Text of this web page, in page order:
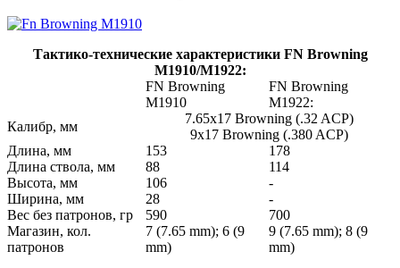
Тактико-технические характеристики FN Browning
M1910/M1922:
FN Browning
M1910
FN Browning
M1922:
Калибр, мм
7.65х17 Browning (.32 ACP)
9х17 Browning (.380 ACP)
Длина, мм
153
178
Длина ствола, мм
88
114
Высота, мм
106
-
Ширина, мм
28
-
Вес без патронов, гр
590
700
Магазин, кол.
патронов
7 (7.65 mm); 6 (9
mm)
9 (7.65 mm); 8 (9
mm)